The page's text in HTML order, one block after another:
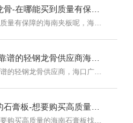
夹板厂家，在哪能买到质量有保障的海南夹板呢，海口广恒昇建材有限
轻钢龙骨厂家-海南靠谱的轻钢龙骨供应商海口广恒昇建材有限公司
轻钢龙骨厂家，海南靠谱的轻钢龙骨供应商，海口广恒昇建材有限公司
海南轻钢龙骨坚固的石膏板-想要购买高质量的海南石膏板找哪家
海口坚固的石膏板，想要购买高质量的海南石膏板找哪家，翔龙鸿图是集